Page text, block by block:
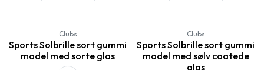
Clubs
Sports Solbrille sort gummi
model med sorte glas
Clubs
Sports Solbrille sort gummi
model med sølv coatede
glas